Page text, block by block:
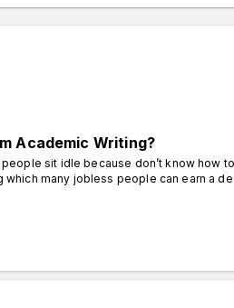
Academic Writing?
sit idle because don’t know how
many jobless people can earn a